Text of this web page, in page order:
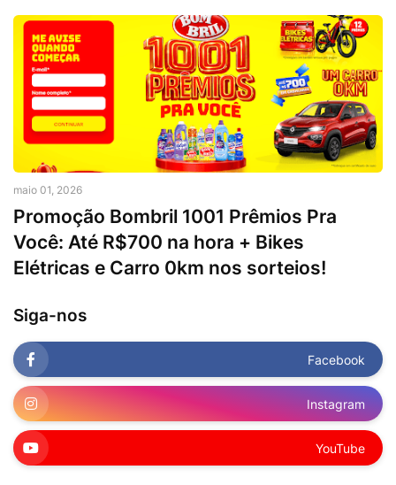
maio 01, 2026
Promoção Bombril 1001 Prêmios Pra
Você: Até R$700 na hora + Bikes
Elétricas e Carro 0km nos sorteios!
Siga-nos
Facebook
Instagram
YouTube